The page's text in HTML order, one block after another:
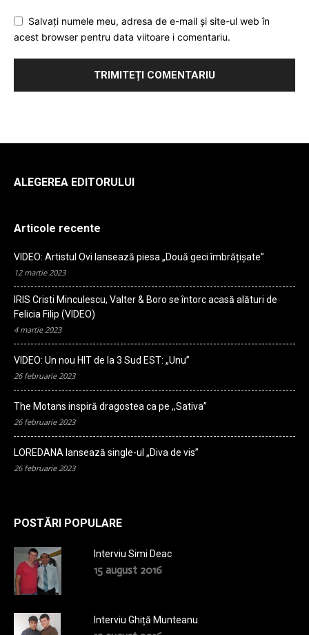
Salvați numele meu, adresa de e-mail și site-ul web în
acest browser pentru data viitoare i comentariu.
ALEGEREA EDITORULUI
Articole recente
VIDEO: Artistul Ovi lansează piesa „Două geci îmbrățișate”
12 martie 2023
IRIS Cristi Minculescu, Valter & Boro se întorc acasă alături de
Felicia Filip (VIDEO)
4 martie 2023
VIDEO: Un nou HIT de la 3 Sud EST: „Unu”
26 februarie 2023
The Motans inspiră dragostea ca pe ,,Sativa”
26 februarie 2023
LOREDANA lansează single-ul „Diva de vis”
26 februarie 2023
POSTĂRI POPULARE
Interviu Simi Deac
15 august 2016
Interviu Ghiță Munteanu